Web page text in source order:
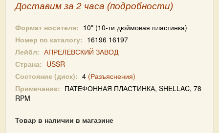
Доставим за 2 часа (подробности)
Формат носителя: 10" (10-ти дюймовая пластинка)
Номер по каталогу: 16196 16197
Лейбл: АПРЕЛЕВСКИЙ ЗАВОД
Страна: USSR
Состояние (диск): 4 (Разъяснения)
Примечание: ПАТЕФОННАЯ ПЛАСТИНКА, SHELLAC, 78
RPM
Товар в наличии в магазине